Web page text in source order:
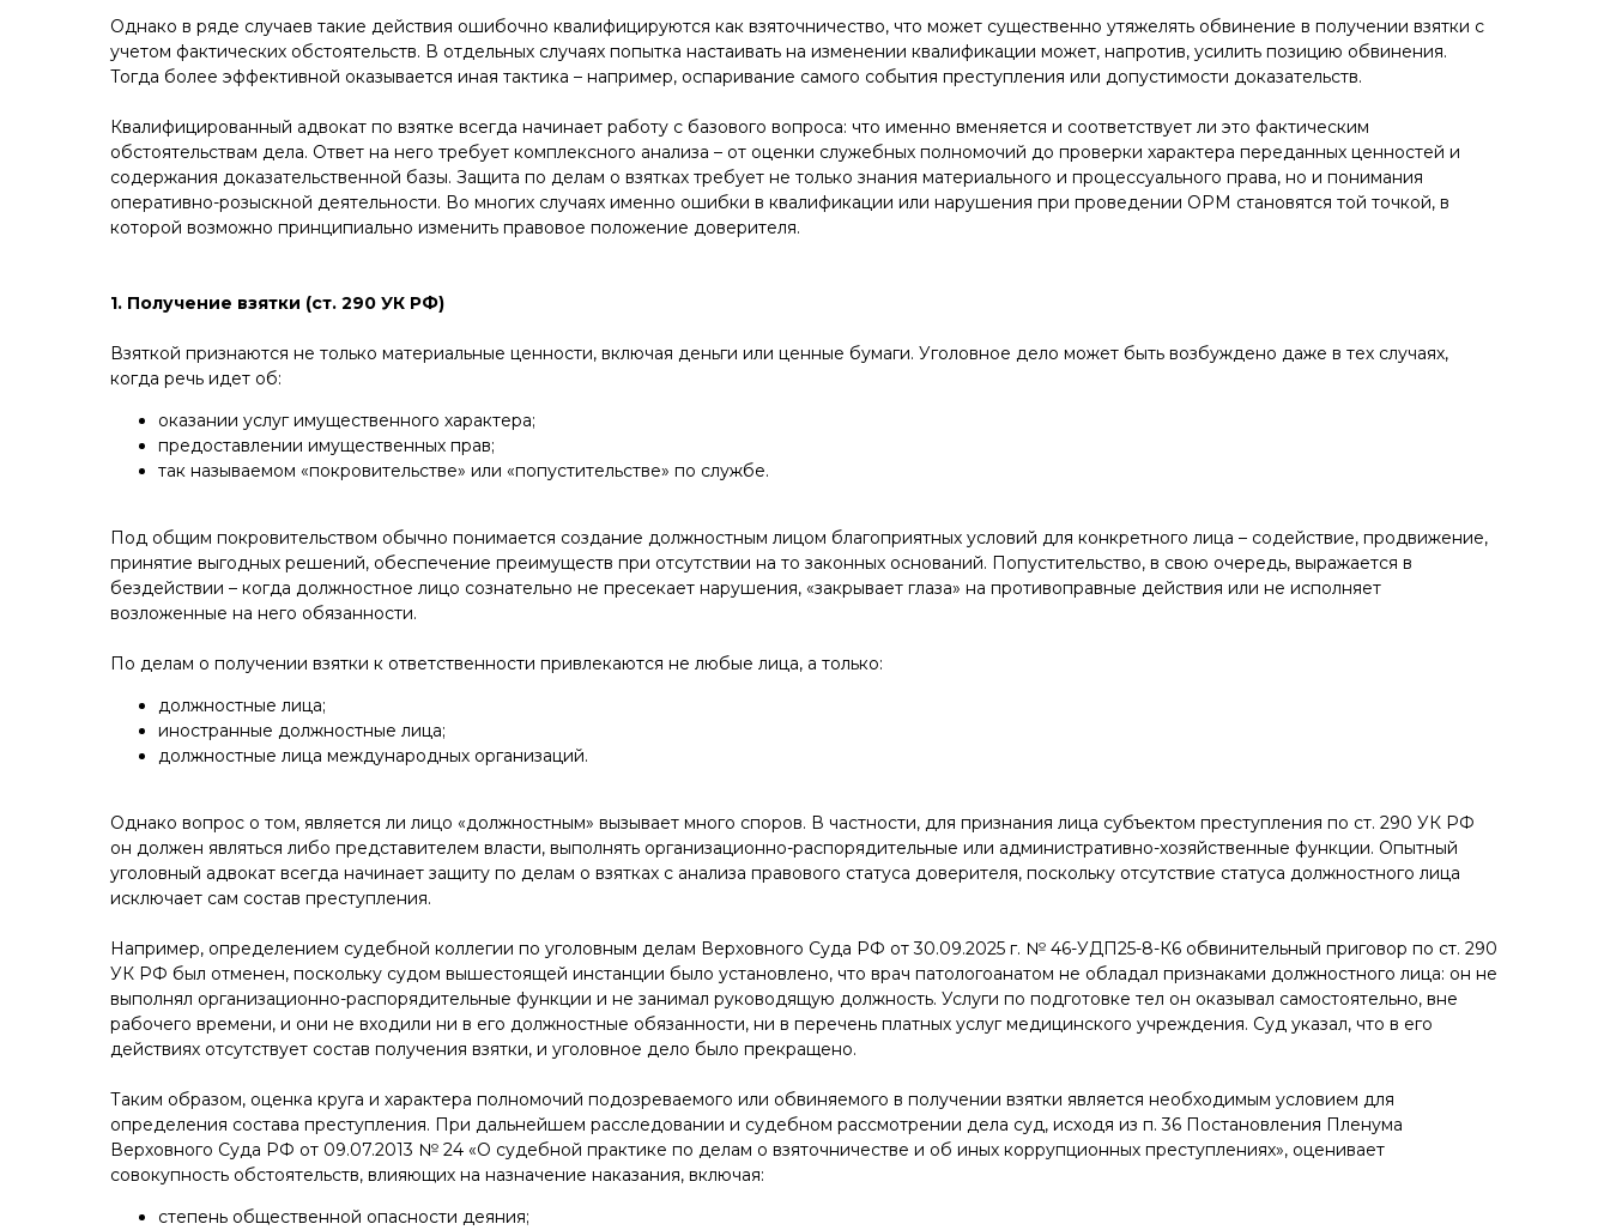
Однако в ряде случаев такие действия ошибочно квалифицируются как взяточничество, что может существенно утяжелять обвинение в получении взятки с
учетом фактических обстоятельств. В отдельных случаях попытка настаивать на изменении квалификации может, напротив, усилить позицию обвинения.
Тогда более эффективной оказывается иная тактика – например, оспаривание самого события преступления или допустимости доказательств.
Квалифицированный адвокат по взятке всегда начинает работу с базового вопроса: что именно вменяется и соответствует ли это фактическим
обстоятельствам дела. Ответ на него требует комплексного анализа – от оценки служебных полномочий до проверки характера переданных ценностей и
содержания доказательственной базы. Защита по делам о взятках требует не только знания материального и процессуального права, но и понимания
оперативно-розыскной деятельности. Во многих случаях именно ошибки в квалификации или нарушения при проведении ОРМ становятся той точкой, в
которой возможно принципиально изменить правовое положение доверителя.
1. Получение взятки (ст. 290 УК РФ)
Взяткой признаются не только материальные ценности, включая деньги или ценные бумаги. Уголовное дело может быть возбуждено даже в тех случаях,
когда речь идет об:
оказании услуг имущественного характера;
предоставлении имущественных прав;
так называемом «покровительстве» или «попустительстве» по службе.
Под общим покровительством обычно понимается создание должностным лицом благоприятных условий для конкретного лица – содействие, продвижение,
принятие выгодных решений, обеспечение преимуществ при отсутствии на то законных оснований. Попустительство, в свою очередь, выражается в
бездействии – когда должностное лицо сознательно не пресекает нарушения, «закрывает глаза» на противоправные действия или не исполняет
возложенные на него обязанности.
По делам о получении взятки к ответственности привлекаются не любые лица, а только:
должностные лица;
иностранные должностные лица;
должностные лица международных организаций.
Однако вопрос о том, является ли лицо «должностным» вызывает много споров. В частности, для признания лица субъектом преступления по ст. 290 УК РФ
он должен являться либо представителем власти, выполнять организационно-распорядительные или административно-хозяйственные функции. Опытный
уголовный адвокат всегда начинает защиту по делам о взятках с анализа правового статуса доверителя, поскольку отсутствие статуса должностного лица
исключает сам состав преступления.
Например, определением судебной коллегии по уголовным делам Верховного Суда РФ от 30.09.2025 г. № 46-УДП25-8-К6 обвинительный приговор по ст. 290
УК РФ был отменен, поскольку судом вышестоящей инстанции было установлено, что врач патологоанатом не обладал признаками должностного лица: он не
выполнял организационно-распорядительные функции и не занимал руководящую должность. Услуги по подготовке тел он оказывал самостоятельно, вне
рабочего времени, и они не входили ни в его должностные обязанности, ни в перечень платных услуг медицинского учреждения. Суд указал, что в его
действиях отсутствует состав получения взятки, и уголовное дело было прекращено.
Таким образом, оценка круга и характера полномочий подозреваемого или обвиняемого в получении взятки является необходимым условием для
определения состава преступления. При дальнейшем расследовании и судебном рассмотрении дела суд, исходя из п. 36 Постановления Пленума
Верховного Суда РФ от 09.07.2013 № 24 «О судебной практике по делам о взяточничестве и об иных коррупционных преступлениях», оценивает
совокупность обстоятельств, влияющих на назначение наказания, включая:
степень общественной опасности деяния;